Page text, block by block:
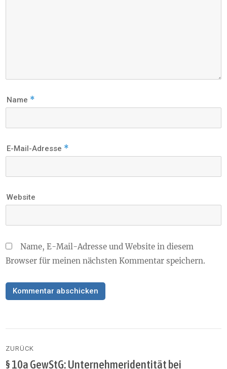
Name *
E-Mail-Adresse *
Website
Name, E-Mail-Adresse und Website in diesem
Browser für meinen nächsten Kommentar speichern.
ZURÜCK
Vorheriger
§ 10a GewStG: Unternehmeridentität bei